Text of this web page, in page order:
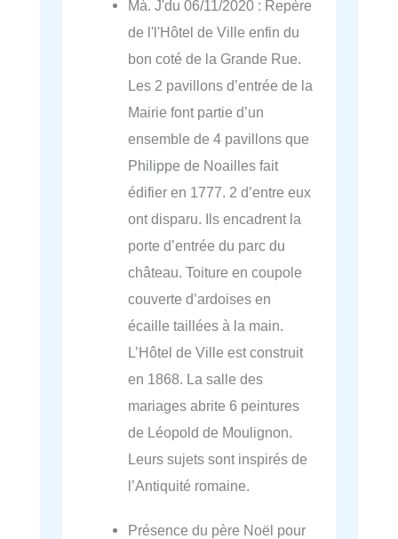
Mà. J'du 06/11/2020 : Repère
de l'l'Hôtel de Ville enfin du
bon coté de la Grande Rue.
Les 2 pavillons d’entrée de la
Mairie font partie d’un
ensemble de 4 pavillons que
Philippe de Noailles fait
édifier en 1777. 2 d’entre eux
ont disparu. Ils encadrent la
porte d’entrée du parc du
château. Toiture en coupole
couverte d’ardoises en
écaille taillées à la main.
L’Hôtel de Ville est construit
en 1868. La salle des
mariages abrite 6 peintures
de Léopold de Moulignon.
Leurs sujets sont inspirés de
l’Antiquité romaine.
Présence du père Noël pour